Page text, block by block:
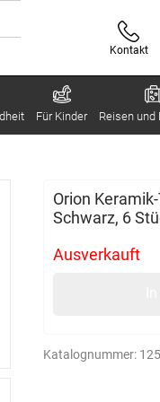
Kontakt
Für Kinder Reisen und
Orion
Schwarz, 6
Ausverkauft
Katalognummer: